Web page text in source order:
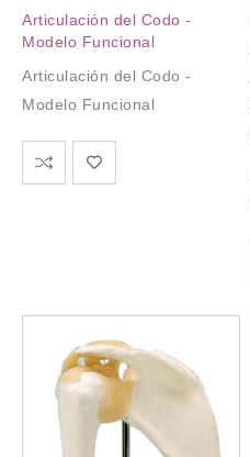
Articulación del Codo -
Modelo Funcional
Articulación del Codo -
Modelo Funcional